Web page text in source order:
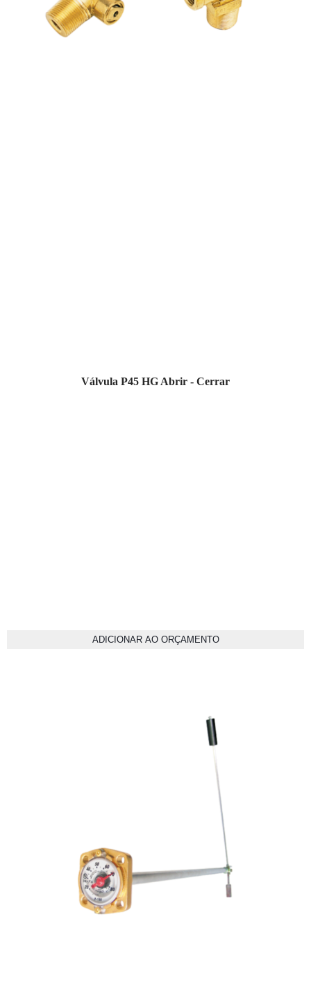
Válvula P45 HG Abrir - Cerrar
ADICIONAR AO ORÇAMENTO